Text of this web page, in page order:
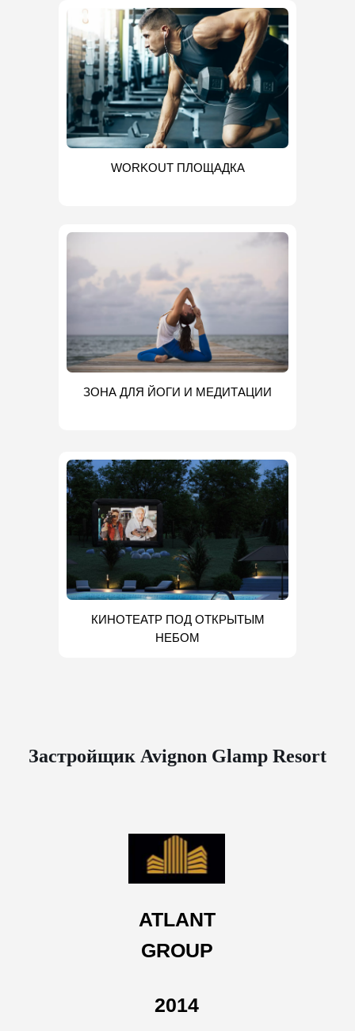
WORKOUT ПЛОЩАДКА
ЗОНА ДЛЯ ЙОГИ И МЕДИТАЦИИ
КИНОТЕАТР ПОД ОТКРЫТЫМ
НЕБОМ
Застройщик Avignon Glamp Resort
2014
ATLANT
GROUP